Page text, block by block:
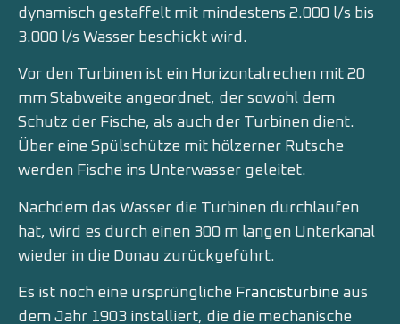
dynamisch gestaffelt mit mindestens 2.000 l/s bis
3.000 l/s Wasser beschickt wird.
Vor den Turbinen ist ein Horizontalrechen mit 20
mm Stabweite angeordnet, der sowohl dem
Schutz der Fische, als auch der Turbinen dient.
Über eine Spülschütze mit hölzerner Rutsche
werden Fische ins Unterwasser geleitet.
Nachdem das Wasser die Turbinen durchlaufen
hat, wird es durch einen 300 m langen Unterkanal
wieder in die Donau zurückgeführt.
Es ist noch eine ursprüngliche Francisturbine aus
dem Jahr 1903 installiert, die die mechanische